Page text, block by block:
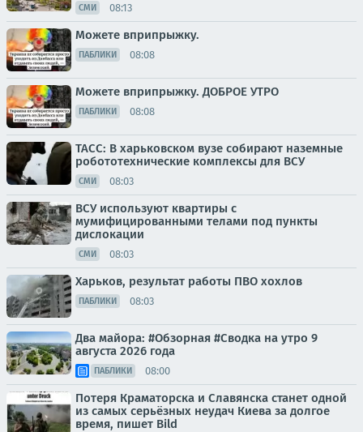
СМИ 08:13
Можете вприпрыжку.
ПАБЛИКИ 08:08
Можете вприпрыжку. ДОБРОЕ УТРО
ПАБЛИКИ 08:08
ТАСС: В харьковском вузе собирают наземные
робототехнические комплексы для ВСУ
СМИ 08:03
ВСУ используют квартиры с
мумифицированными телами под пункты
дислокации
СМИ 08:03
Харьков, результат работы ПВО хохлов
ПАБЛИКИ 08:03
Два майора: #Обзорная #Сводка на утро 9
августа 2026 года
ПАБЛИКИ 08:00
Потеря Краматорска и Славянска станет одной
из самых серьёзных неудач Киева за долгое
время, пишет Bild